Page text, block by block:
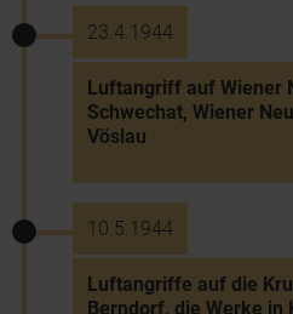
23.4.1944
Luftangriff auf Wiener
Schwechat, Wiener
Vöslau
10.5.1944
Luftangriffe auf die
Berndorf, die Werke in